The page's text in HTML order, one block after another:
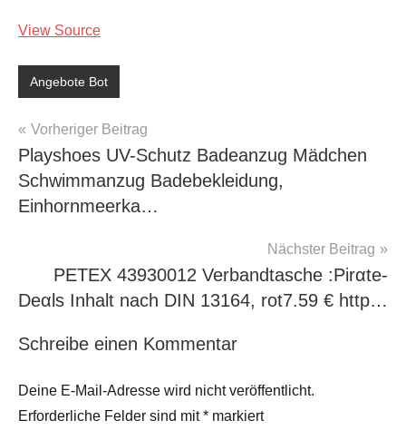
View Source
Angebote Bot
Beitragsnavigation
Vorheriger Beitrag
Playshoes UV-Schutz Badeanzug Mädchen
Schwimmanzug Badebekleidung,
Einhornmeerka…
Nächster Beitrag
PETEX 43930012 Verbandtasche :Pirαtе-
Dеαls Inhalt nach DIN 13164, rot7.59 € http…
Schreibe einen Kommentar
Deine E-Mail-Adresse wird nicht veröffentlicht.
Erforderliche Felder sind mit* markiert